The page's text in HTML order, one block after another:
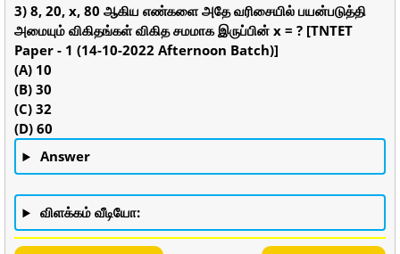
3) 8, 20, x, 80 ஆகிய எண்களை அதே வரிசையில் பயன்படுத்தி
அமையும் விகிதங்கள் விகித சமமாக இருப்பின் x = ? [TNTET
Paper - 1 (14-10-2022 Afternoon Batch)]
(A) 10
(B) 30
(C) 32
(D) 60
Answer
விளக்கம் வீடியோ: